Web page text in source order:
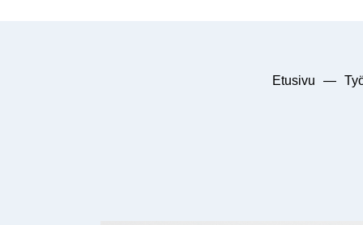
Etusivu —